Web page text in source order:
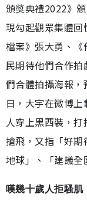
頒獎典禮2022》
現勾起觀眾集體
檔案》張大勇、
民期待他們合作
們合體拍攝海報
日，大宇在微博
人穿上黑西裝，
搶飛，又指「好
地球」、「建議全
嘆幾十歲人拒騷肌